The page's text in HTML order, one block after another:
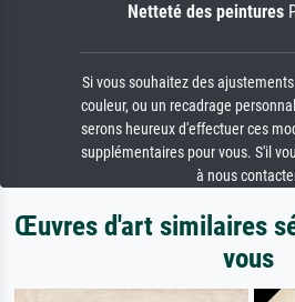
Netteté des peintures
Si vous souhaitez des
couleur, ou un recadrage
serons heureux d'effectuer ces
supplémentaires pour vous. S'il
à nous
Œuvres d'art similaires
vous